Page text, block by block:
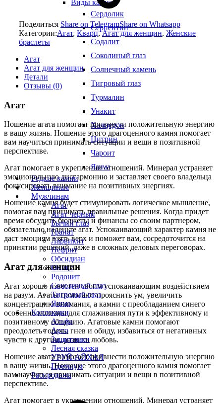
Виды камней
Сердолик
Серпентин
Содалит
Соколиный глаз
Солнечный камень
Тигровый глаз
Турмалин
Унакит
Халцедон
Цитрин
Чароит
Яшма
Редкие камни
Женщинам
Мужчинам
Агат
Агат черный
Бычий глаз
Гранат
Ларвикит
Нефрит
Обсидиан
Оникс
Родонит
Соколиный глаз
Тигровый глаз
Яшма
Коллекции
Альфа
Арго
Защитники
Лесная сказка
УРУЙ-АЙХАЛ
Премиум
Распродажа
Поделиться Share on TelegramShare on Whatsapp
Категории:Агат, Кварц,Агат для женщин, Женские
браслеты
Агат
Агат для женщин
Детали
Отзывы (0)
Агат
Ношение агата помогает привнести положительную энергию
в вашу жизнь. Ношение этого драгоценного камня помогает
вам научиться принимать ситуации и вещи в позитивной
перспективе.
Агат помогает в укреплении отношений. Минерал устраняет
эмоциональную дисгармонию и заставляет своего владельца
фокусировать внимание на позитивных энергиях.
Ношение камня будет стимулировать логическое мышление,
помогая вам принимать правильные решения. Когда придет
время обсудить бюджеты и финансы со своим партнером,
обязательно наденьте агат. Успокаивающий характер камня не
даст эмоциям взять верх и поможет вам, сосредоточится на
принятии решений, даже в сложных деловых переговорах.
Агат для женщин
Агат хорошо известен своим успокаивающим воздействием
на разум. Агаты помогают прояснить ум, увеличить
концентрацию внимания, а камни с преобладанием синего
особенно полезны для сглаживания пути к эффективному и
позитивному общению. Агатовые камни помогают
преодолеть горечь, гнев и обиду, избавиться от негативных
чувств к другим, развить любовь.
Ношение агата помогает привнести положительную энергию
в вашу жизнь. Ношение этого драгоценного камня помогает
вам научиться принимать ситуации и вещи в позитивной
перспективе.
Агат помогает в укреплении отношений. Минерал устраняет